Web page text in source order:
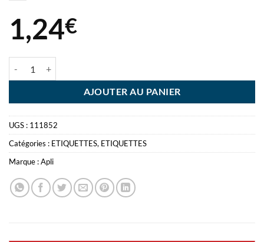
1,24€
AJOUTER AU PANIER
UGS : 111852
Catégories : ETIQUETTES, ETIQUETTES
Marque :Apli